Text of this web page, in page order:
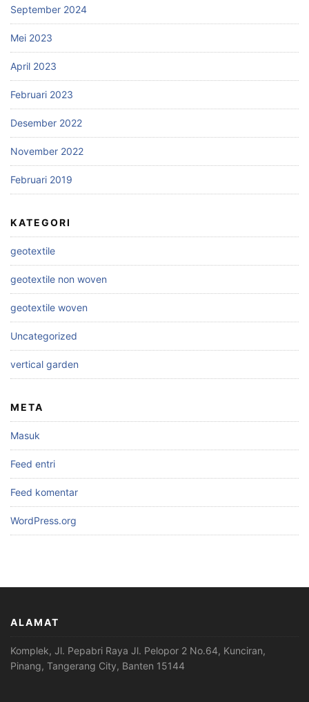
September 2024
Mei 2023
April 2023
Februari 2023
Desember 2022
November 2022
Februari 2019
KATEGORI
geotextile
geotextile non woven
geotextile woven
Uncategorized
vertical garden
META
Masuk
Feed entri
Feed komentar
WordPress.org
ALAMAT
Komplek, Jl. Pepabri Raya Jl. Pelopor 2 No.64, Kunciran,
Pinang, Tangerang City, Banten 15144